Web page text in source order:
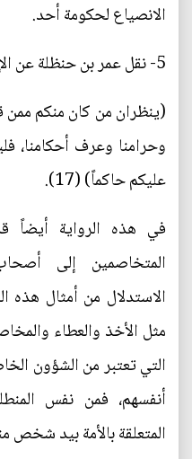
الانصياع لحكومة أحد.
5- نقل عمر بن حنظلة عن الإمام الصادق (ع) قوله:
(ينظران من كان منكم ممن
وحرامنا وعرف أحكامنا،
عليكم حاكماً) (17).
في هذه الرواية أيضاً
المتخاصمين إلى
الاستدلال من أمثال هذه
مثل الأخذ والعطاء
التي تعتبر من الشؤون
أنفسهم، فمن نفس
المتعلقة بالأمة بيد شخص